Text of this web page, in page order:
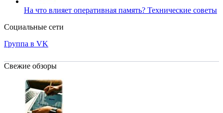
На что влияет оперативная память? Технические советы
Социальные сети
Группа в VK
Свежие обзоры